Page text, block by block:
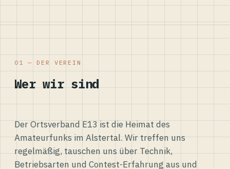
01 — DER VEREIN
Wer wir sind
Der Ortsverband E13 ist die Heimat des
Amateurfunks im Alstertal. Wir treffen uns
regelmäßig, tauschen uns über Technik,
Betriebsarten und Contest-Erfahrung aus und